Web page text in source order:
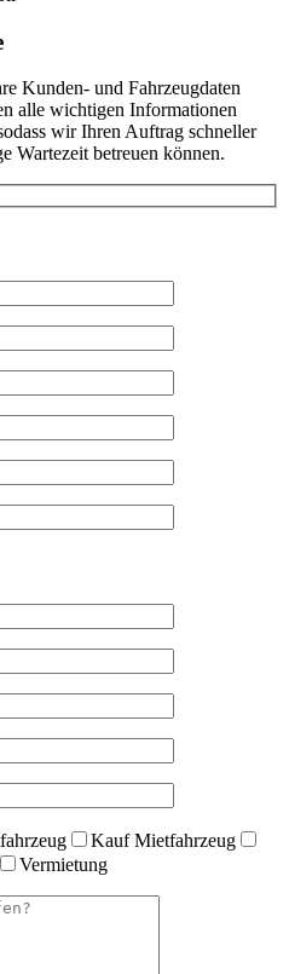
Kunden- und Fahrzeugdaten
alle wichtigen Informationen
wir Ihren Auftrag schneller
Wartezeit betreuen können.
Kauf Mietfahrzeug
Vermietung